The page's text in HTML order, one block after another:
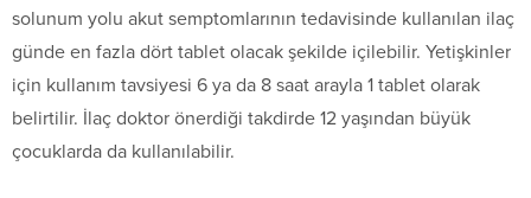
solunum yolu akut semptomlarının tedavisinde kullanılan ilaç
günde en fazla dört tablet olacak şekilde içilebilir. Yetişkinler
için kullanım tavsiyesi 6 ya da 8 saat arayla 1 tablet olarak
belirtilir. İlaç doktor önerdiği takdirde 12 yaşından büyük
çocuklarda da kullanılabilir.